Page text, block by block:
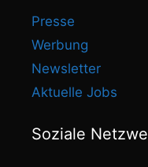
Presse
Werbung
Newsletter
Aktuelle Jobs
Soziale